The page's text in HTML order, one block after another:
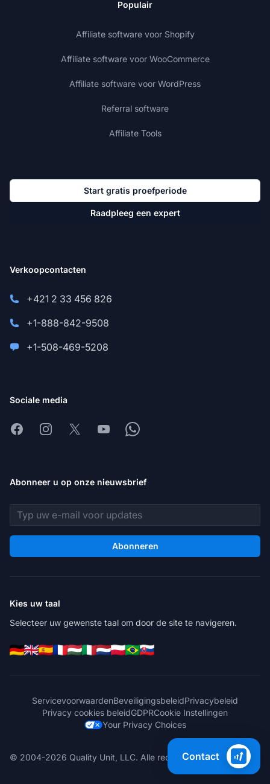
Populair
Affiliate software voor Shopify
Affiliate software voor WooCommerce
Affiliate software voor WordPress
Referral software
Affiliate Tools
Start gratis proefperiode
Raadpleeg een expert
Verkoopcontacten
+421 2 33 456 826
+1-888-842-9508
+1-508-469-5208
Sociale media
FacebookInstagram
X YoutubeWhatsapp
Abonneer u op onze nieuwsbrief
E-mailadres
Abonneren
Kies uw taal
Selecteer uw gewenste taal om door de site te navigeren.
ServicevoorwaardenBeveiligingsbeleidPrivacybeleid
Privacy cookies beleidGDPRCookie Instellingen
Your Privacy Choices
© 2004-2026 Quality Unit, LLC. Alle rechten voorbehouden.
Contact